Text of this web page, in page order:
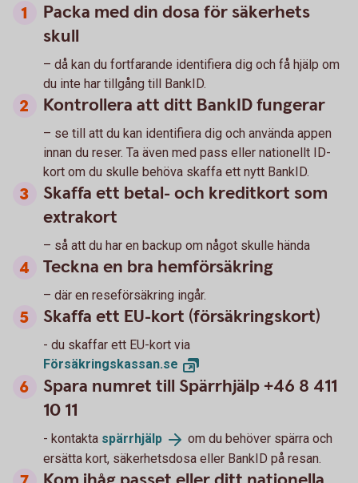
Packa med din dosa för säkerhets
skull
– då kan du fortfarande identifiera dig och få hjälp om
du inte har tillgång till BankID.
Kontrollera att ditt BankID fungerar
– se till att du kan identifiera dig och använda appen
innan du reser. Ta även med pass eller nationellt ID-
kort om du skulle behöva skaffa ett nytt BankID.
Skaffa ett betal- och kreditkort som
extrakort
– så att du har en backup om något skulle hända
Teckna en bra hemförsäkring
– där en reseförsäkring ingår.
Skaffa ett EU-kort (försäkringskort)
- du skaffar ett EU-kort via
Försäkringskassan.se
Spara numret till Spärrhjälp +46 8 411
10 11
- kontakta spärrhjälp
om du behöver spärra och
ersätta kort, säkerhetsdosa eller BankID på resan.